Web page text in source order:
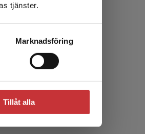
tjänster.
Marknadsföring
Tillåt alla
i